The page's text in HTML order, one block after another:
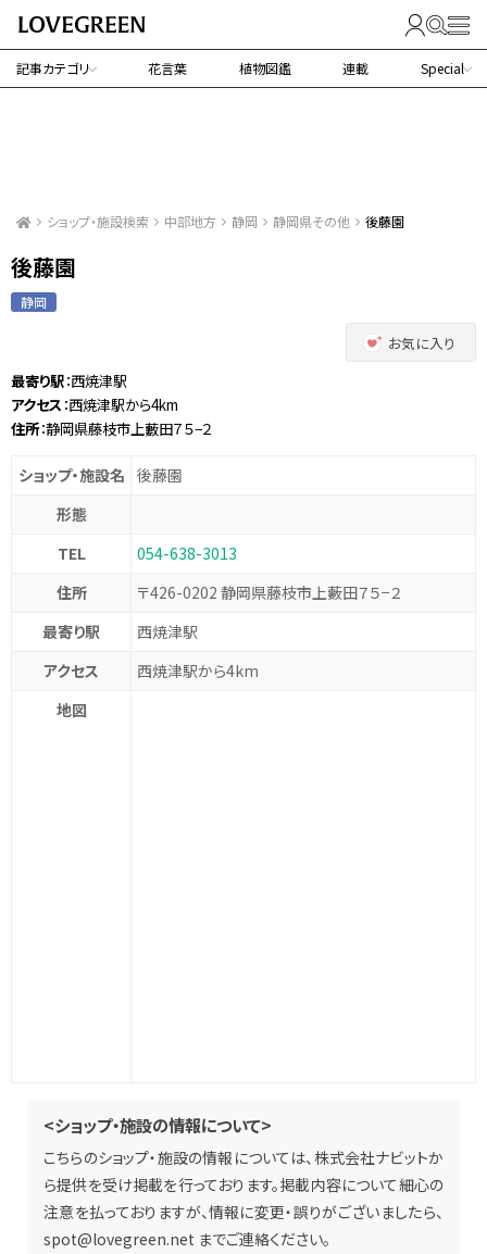
記事カテゴリ 花言葉 植物図鑑 連載 Special
ショップ・施設検索 中部地方 静岡 静岡県その他 後藤園
後藤園
静岡
お気に入り
最寄り駅：西焼津駅
アクセス ：西焼津駅から4km
住所：静岡県藤枝市上藪田７５−２
ショップ・施設名 後藤園
形態
TEL
054-638-3013
住所
〒426-0202 静岡県藤枝市上藪田７５−２
最寄り駅
西焼津駅
アクセス
西焼津駅から4km
地図
<ショップ・施設の情報について>
こちらのショップ・施設の情報については、株式会社ナビットか
ら提供を受け掲載を行っております。掲載内容について細心の
注意を払っておりますが、情報に変更・誤りがございましたら、
spot@lovegreen.net までご連絡ください。